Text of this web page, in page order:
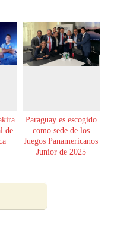
de
Paraguay es escogido
como sede de los
Juegos Panamericanos
Junior de 2025